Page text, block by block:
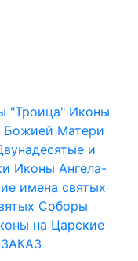
"Троица" Иконы
Божией Матери
и
Иконы Ангела-
имена святых
Соборы
на Царские